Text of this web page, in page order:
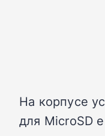
На корпусе
для MicroSD